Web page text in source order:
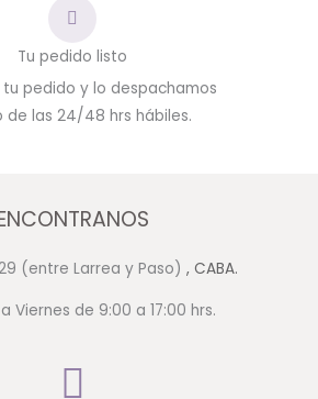
Tu pedido listo
pedido y lo despachamos
de las 24/48 hrs hábiles.
(entre Larrea y Paso) , CABA.
Viernes de 9:00 a 17:00 hrs.